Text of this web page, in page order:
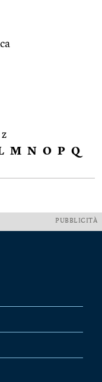
M N O P Q
PUBBLICITÀ